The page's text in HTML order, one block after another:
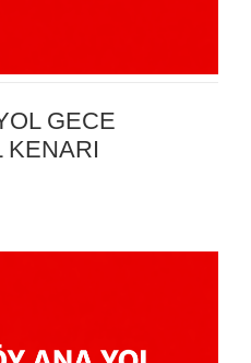
GECE
KENARI